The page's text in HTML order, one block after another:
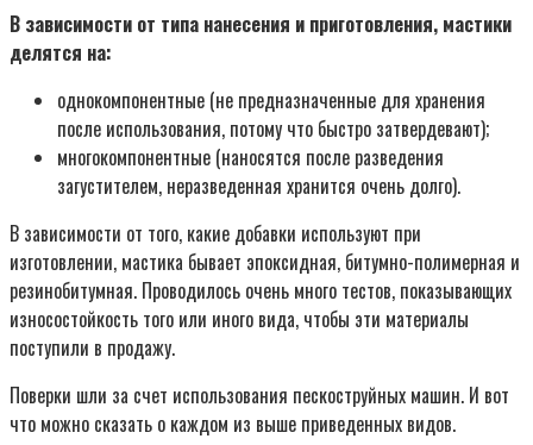
В зависимости от типа нанесения и приготовления, мастики
делятся на:
однокомпонентные (не предназначенные для хранения
после использования, потому что быстро затвердевают);
многокомпонентные (наносятся после разведения
загустителем, неразведенная хранится очень долго).
В зависимости от того, какие добавки используют при
изготовлении, мастика бывает эпоксидная, битумно-полимерная и
резинобитумная. Проводилось очень много тестов, показывающих
износостойкость того или иного вида, чтобы эти материалы
поступили в продажу.
Поверки шли за счет использования пескоструйных машин. И вот
что можно сказать о каждом из выше приведенных видов.